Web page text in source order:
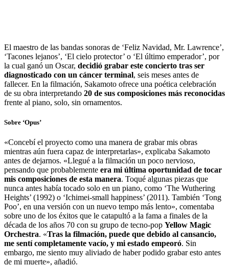
El maestro de las bandas sonoras de ‘Feliz Navidad, Mr. Lawrence’,
‘Tacones lejanos’, ‘El cielo protector’ o ‘El último emperador’, por
la cual ganó un Oscar, decidió grabar este concierto tras ser
diagnosticado con un cáncer terminal, seis meses antes de
fallecer. En la filmación, Sakamoto ofrece una poética celebración
de su obra interpretando 20 de sus composiciones más reconocidas
frente al piano, solo, sin ornamentos.
Sobre ‘Opus’
«Concebí el proyecto como una manera de grabar mis obras
mientras aún fuera capaz de interpretarlas», explicaba Sakamoto
antes de dejarnos. «Llegué a la filmación un poco nervioso,
pensando que probablemente era mi última oportunidad de tocar
mis composiciones de esta manera. Toqué algunas piezas que
nunca antes había tocado solo en un piano, como ‘The Wuthering
Heights’ (1992) o ‘Ichimei-small happiness’ (2011). También ‘Tong
Poo’, en una versión con un nuevo tempo más lento», comentaba
sobre uno de los éxitos que le catapultó a la fama a finales de la
década de los años 70 con su grupo de tecno-pop Yellow Magic
Orchestra. «Tras la filmación, puede que debido al cansancio,
me sentí completamente vacío, y mi estado empeoró. Sin
embargo, me siento muy aliviado de haber podido grabar esto antes
de mi muerte», añadió.